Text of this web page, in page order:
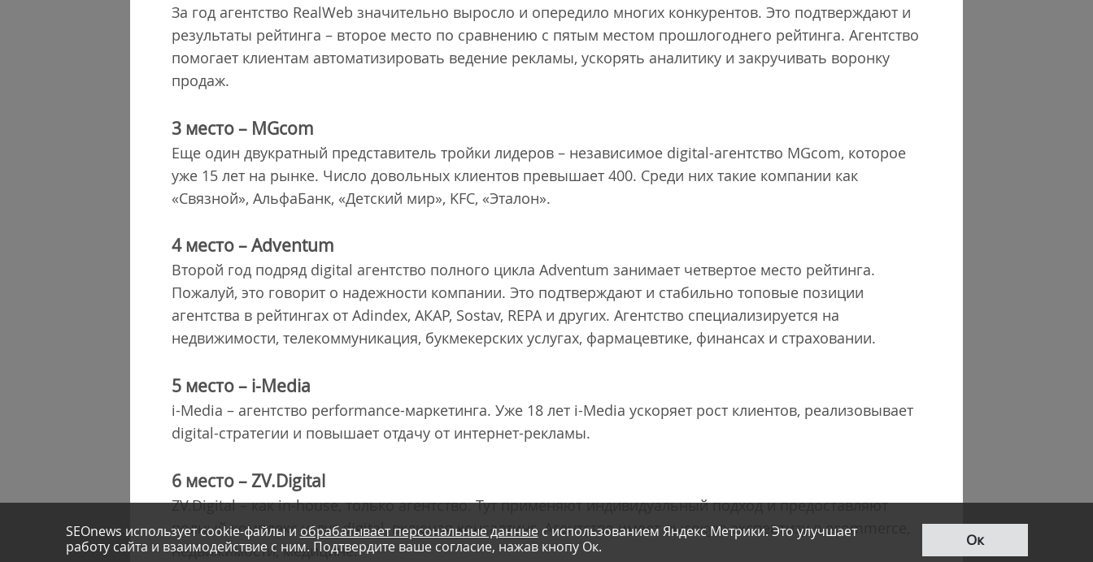
За год агентство RealWeb значительно выросло и опередило многих конкурентов. Это подтверждают и
результаты рейтинга – второе место по сравнению с пятым местом прошлогоднего рейтинга. Агентство
помогает клиентам автоматизировать ведение рекламы, ускорять аналитику и закручивать воронку
продаж.
3 место – MGcom
Еще один двукратный представитель тройки лидеров – независимое digital-агентство MGcom, которое
уже 15 лет на рынке. Число довольных клиентов превышает 400. Среди них такие компании как
«Связной», АльфаБанк, «Детский мир», KFC, «Эталон».
4 место – Adventum
Второй год подряд digital агентство полного цикла Adventum занимает четвертое место рейтинга.
Пожалуй, это говорит о надежности компании. Это подтверждают и стабильно топовые позиции
агентства в рейтингах от Adindex, АКАР, Sostav, REPA и других. Агентство специализируется на
недвижимости, телекоммуникация, букмекерских услугах, фармацевтике, финансах и страховании.
5 место – i-Media
i-Media – агентство performance-маркетинга. Уже 18 лет i-Media ускоряет рост клиентов, реализовывает
digital-стратегии и повышает отдачу от интернет-рекламы.
6 место–ZV.Digital
ZV.Digital – как in-house, только агентство. Тут применяют индивидуальный подход и предоставляют
полный комплекс услуг digital, включая консалтинг. Агентство имеет высокую экспертизу в ecommerce,
недвижимости, медицине.
SEOnews использует cookie-файлы и обрабатывает персональные данные с использованием Яндекс Метрики. Это улучшает
работу сайта и взаимодействие с ним. Подтвердите ваше согласие, нажав кнопу Ок.
Ок